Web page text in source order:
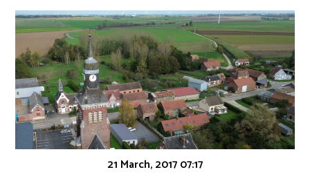
21 March, 2017 07:17